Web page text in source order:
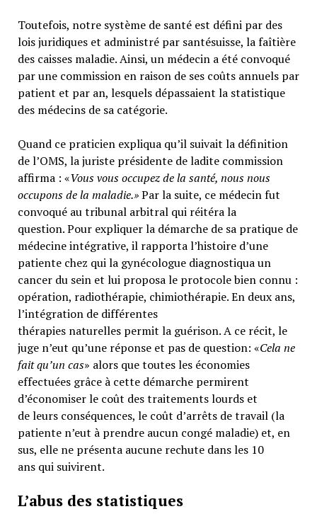
Toutefois, notre système de santé est défini par des
lois juridiques et administré par santésuisse, la faîtière
des caisses maladie. Ainsi, un médecin a été convoqué
par une commission en raison de ses coûts annuels par
patient et par an, lesquels dépassaient la statistique
des médecins de sa catégorie.
Quand ce praticien expliqua qu’il suivait la définition
de l’OMS, la juriste présidente de ladite commission
affirma : «Vous vous occupez de la santé, nous nous
occupons de la maladie.»Par la suite, ce médecin fut
convoqué au tribunal arbitral qui réitéra la
question. Pour expliquer la démarche de sa pratique de
médecine intégrative, il rapporta l’histoire d’une
patiente chez qui la gynécologue diagnostiqua un
cancer du sein et lui proposa le protocole bien connu :
opération, radiothérapie, chimiothérapie. En deux ans,
l’intégration de différentes
thérapies naturelles permit la guérison. A ce récit, le
juge n’eut qu’une réponse et pas de question: «Cela ne
fait qu’un cas» alors que toutes les économies
effectuées grâce à cette démarche permirent
d’économiser le coût des traitements lourds et
de leurs conséquences, le coût d’arrêts de travail (la
patiente n’eut à prendre aucun congé maladie) et, en
sus, elle ne présenta aucune rechute dans les 10
ans qui suivirent.
L’abus des statistiques